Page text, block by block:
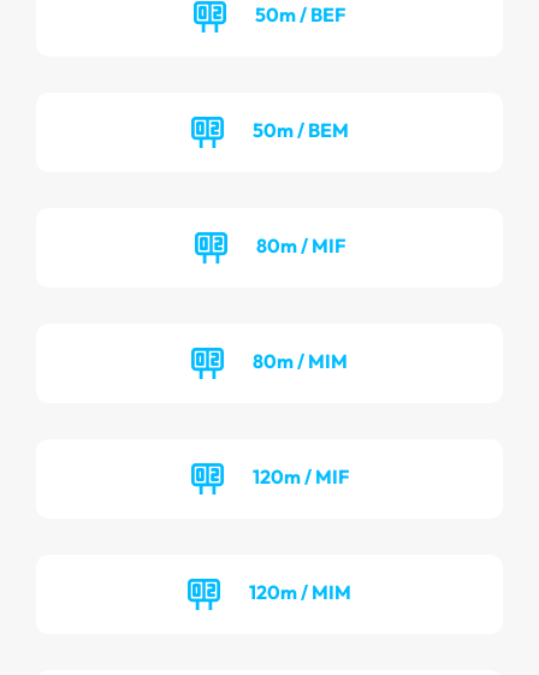
50m / BEF
50m / BEM
80m / MIF
80m / MIM
120m / MIF
120m / MIM